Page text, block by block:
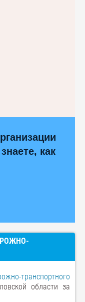
как
транспортного
области за